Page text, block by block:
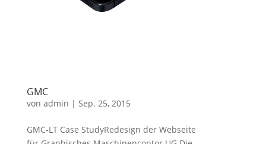
GMC
von admin | Sep. 25, 2015
GMC-LT Case StudyRedesign der Webseite